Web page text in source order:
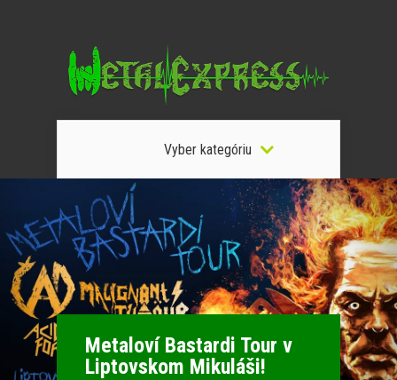
Vyber kategóriu
Metaloví Bastardi Tour v
Liptovskom Mikuláši!